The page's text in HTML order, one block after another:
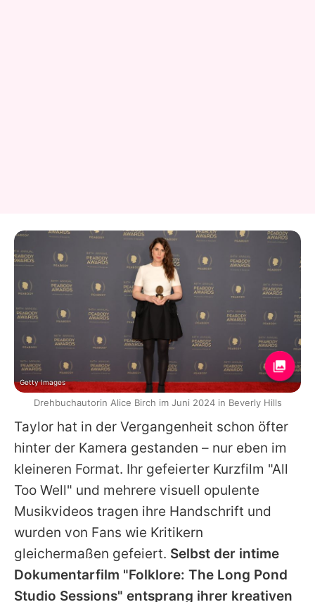
Taylor hat in der Vergangenheit schon öfter
hinter der Kamera gestanden – nur eben im
kleineren Format. Ihr gefeierter Kurzfilm "All
Too Well" und mehrere visuell opulente
Musikvideos tragen ihre Handschrift und
wurden von Fans wie Kritikern
gleichermaßen gefeiert. Selbst der intime
Dokumentarfilm "Folklore: The Long Pond
Studio Sessions" entsprang ihrer kreativen
Getty Images
Drehbuchautorin Alice Birch im Juni 2024 in Beverly Hills